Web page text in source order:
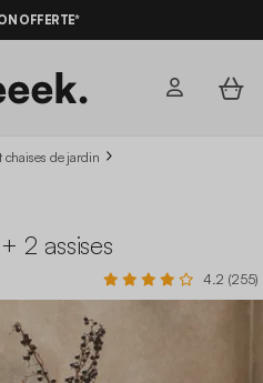
OFFERTE*
chaises de jardin
2 assises
4.2 (255)